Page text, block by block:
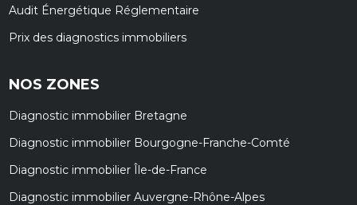
Audit Énergétique Réglementaire
Prix des diagnostics immobiliers
NOS ZONES
Diagnostic immobilier Bretagne
Diagnostic immobilier Bourgogne-Franche-Comté
Diagnostic immobilier Île-de-France
Diagnostic immobilier Auvergne-Rhône-Alpes